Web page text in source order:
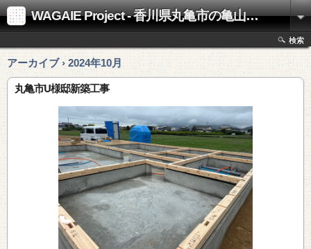
WAGAIE Project - 香川県丸亀市の亀山工務店
検索
アーカイブ › 2024年10月
丸亀市U様邸新築工事